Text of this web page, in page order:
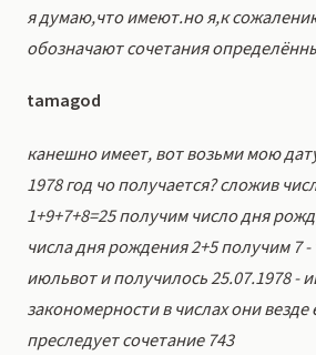
я думаю,что имеют.но я,к
обозначают сочетания
tamagod
канешно имеет, вот возьми мою
1978 год чо получается? сложив
1+9+7+8=25 получим число дня
числа дня рождения 2+5 получим 7 -
июльвот и получилось 25.07.1978 -
закономерности в числах они
преследует сочетание 743